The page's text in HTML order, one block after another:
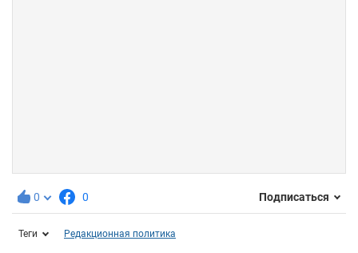
0 0 Подписаться
Теги Редакционная политика